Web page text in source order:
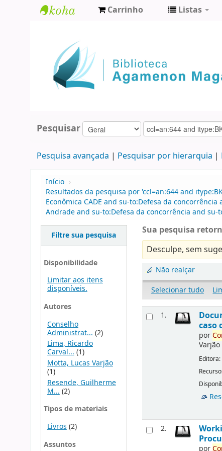
Agamenon
Magalhães
Carrinho Listas
Pesquisar
Pesquisa avançada Pesquisar por hierarquia
Início ›
Resultados da pesquisa por 'ccl=an:644 and
Econômica CADE and su-to:Defesa da
Andrade and su-to:Defesa da concorrência and
Filtre sua pesquisa
Disponibilidade
Limitar aos itens
disponíveis.
Autores
Conselho
Administrat... (2)
Lima, Ricardo
Carval...(1)
Motta, Lucas Varjão
(1)
Resende, Guilherme
M... (2)
Tipos de materiais
Livros (2)
Assuntos
Sua pesquisa
Desculpe, sem
Não realçar
Selecionar tudo
1.
caso
por
Varjão
Editora:
2.